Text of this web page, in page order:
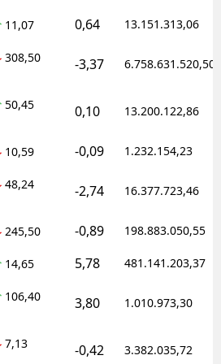
11,07 0,64 13.151.313,06
308,50 -3,37 6.758.631.520,50
50,45 0,10 13.200.122,86
10,59 -0,09 1.232.154,23
48,24 -2,74 16.377.723,46
245,50 -0,89 198.883.050,55
14,65 5,78 481.141.203,37
106,40 3,80 1.010.973,30
7,13 -0,42 3.382.035,72